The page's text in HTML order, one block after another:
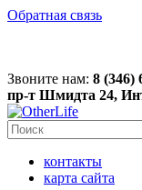
Обратная связь
Звоните нам: 8 (346)
пр-т Шмидта 24,
контакты
карта сайта